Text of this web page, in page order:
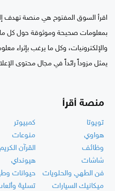
اقرأ السوق المفتوح هي منصة تهدف
بمعلومات صحيحة وموثوقة حول كل ما
والإلكترونيات، وكل ما يرغب بإثراء
يمثل مزوداً رائداً في مجال محتوى
منصة أقرأ
تويوتا
كمبيوتر
هواوي
منوعات
وظائف
القرآن الكريم
شاشات
هيونداي
فن الطهي والحلويات
حيوانات
ميكانيك السيارات
تسلية